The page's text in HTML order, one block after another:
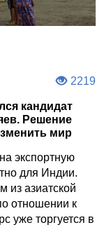
2219
кандидат
Решение
мир
экспортную
для Индии.
из азиатской
отношении к
уже торгуется в